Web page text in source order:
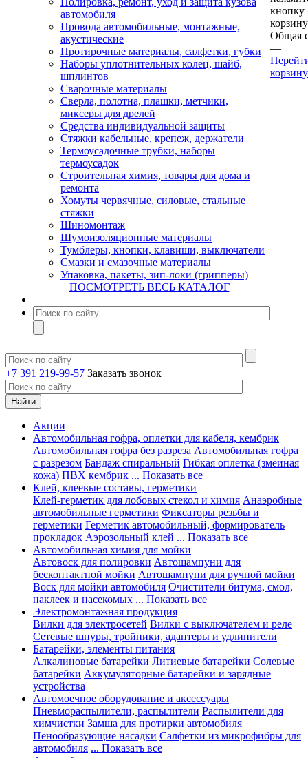
автомобиля
Провода автомобильные, монтажные,
акустические
Протирочные материалы, салфетки, губки
Наборы уплотнительных колец, шайб,
шплинтов
Сварочные материалы
Сверла, полотна, плашки, метчики,
миксеры для дрелей
Средства индивидуальной защиты
Стяжки кабельные, крепеж, держатели
Термоусадочные трубки, наборы
термоусадок
Строительная химия, товары для дома и
ремонта
Хомуты червячные, силовые, стальные
стяжки
Шиномонтаж
Шумоизоляционные материалы
Тумблеры, кнопки, клавиши, выключатели
Смазки и смазочные материалы
Упаковка, пакеты, зип-локи (грипперы)
ПОСМОТРЕТЬ ВЕСЬ КАТАЛОГ
+7 391 219-99-57 Заказать звонок
кнопку
Общая
—
корзину
Акции
Автомобильная гофра, оплетки для кабеля, кембрик
Автомобильная гофра без разреза Автомобильная гофра
с разрезом Бандаж спиральный Гибкая оплетка (змеиная
кожа) ПВХ кембрик ... Показать все
Клей, клеевые составы, герметики
Клей-герметик для лобовых стекол и химия Анаэробные
автомобильные герметики Фиксаторы резьбы и
герметики Герметик автомобильный, формирователь
прокладок Аэрозольный клей ... Показать все
Автомобильная химия для мойки
Автовоск для полировки Автошампуни для
бесконтактной мойки Автошампуни для ручной мойки
Воск для мойки автомобиля Очистители битума, смол,
наклеек и насекомых ... Показать все
Электромонтажная продукция
Вилки для электросетей Вилки с выключателем и реле
Сетевые шнуры, тройники, адаптеры и удлинители
Батарейки, элементы питания
Алкалиновые батарейки Литиевые батарейки Солевые
батарейки Аккумуляторные батарейки и зарядные
устройства
Автомоечное оборудование и аксессуары
Пневмораспылители, распылители Распылители для
химчистки Замша для протирки автомобиля
Пенообразующие насадки Салфетки из микрофибры для
автомобиля ... Показать все